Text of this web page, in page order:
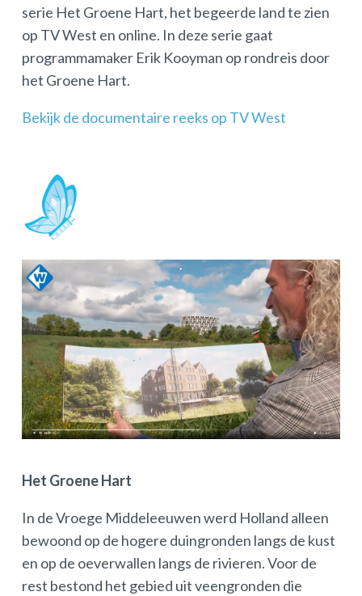
serie Het Groene Hart, het begeerde land te zien
op TV West en online. In deze serie gaat
programmamaker Erik Kooyman op rondreis door
het Groene Hart.
Bekijk de documentaire reeks op TV West
Het Groene Hart
In de Vroege Middeleeuwen werd Holland alleen
bewoond op de hogere duingronden langs de kust
en op de oeverwallen langs de rivieren. Voor de
rest bestond het gebied uit veengronden die